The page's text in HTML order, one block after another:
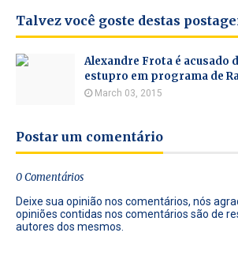
Talvez você goste destas
Alexandre Frota é acusado
estupro em programa de
March 03, 2015
Postar um comentário
0 Comentários
Deixe sua opinião nos comentários, nós
opiniões contidas nos comentários são de
autores dos mesmos.